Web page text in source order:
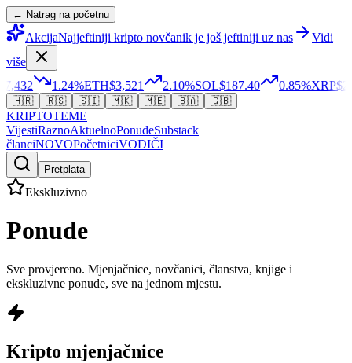
← Natrag na početnu
AkcijaNajjeftiniji kripto novčanik je još jeftiniji uz nas
Vidi
više
1.24%ETH$3,521 2.10%SOL$187.40 0.85%XRP
🇭🇷 🇷🇸 🇸🇮 🇲🇰 🇲🇪 🇧🇦 🇬🇧
KRIPTOTEME
VijestiRaznoAktuelnoPonudeSubstack
članciNOVOPočetniciVODIČI
Pretplata
Ekskluzivno
Ponude
Sve provjereno. Mjenjačnice, novčanici, članstva, knjige i
ekskluzivne ponude, sve na jednom mjestu.
Kripto mjenjačnice